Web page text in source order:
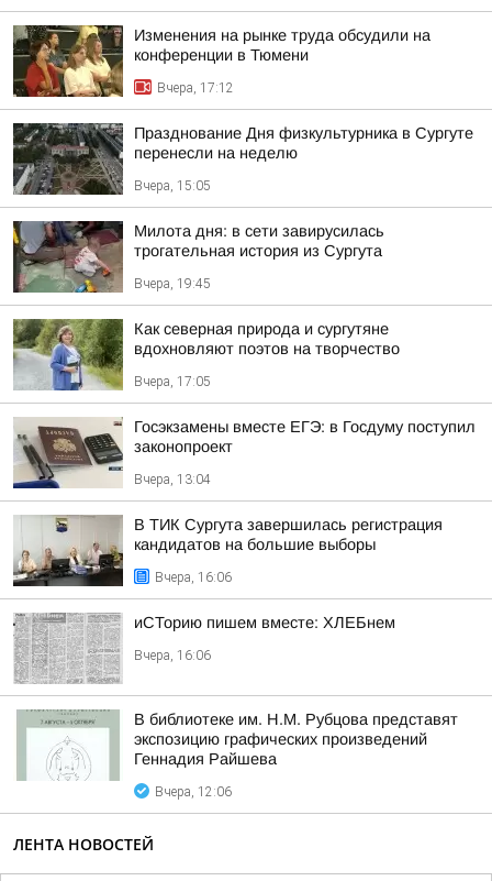
Изменения на рынке труда обсудили на
конференции в Тюмени
Вчера, 17:12
Празднование Дня физкультурника в Сургуте
перенесли на неделю
Вчера, 15:05
Милота дня: в сети завирусилась
трогательная история из Сургута
Вчера, 19:45
Как северная природа и сургутяне
вдохновляют поэтов на творчество
Вчера, 17:05
Госэкзамены вместе ЕГЭ: в Госдуму поступил
законопроект
Вчера, 13:04
В ТИК Сургута завершилась регистрация
кандидатов на большие выборы
Вчера, 16:06
иСТорию пишем вместе: ХЛЕБнем
Вчера, 16:06
В библиотеке им. Н.М. Рубцова представят
экспозицию графических произведений
Геннадия Райшева
Вчера, 12:06
ЛЕНТА НОВОСТЕЙ